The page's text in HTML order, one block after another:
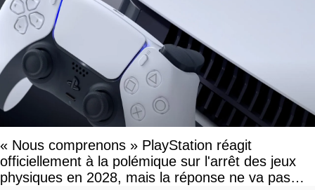
« Nous comprenons » PlayStation réagit
officiellement à la polémique sur l'arrêt des jeux
physiques en 2028, mais la réponse ne va pas